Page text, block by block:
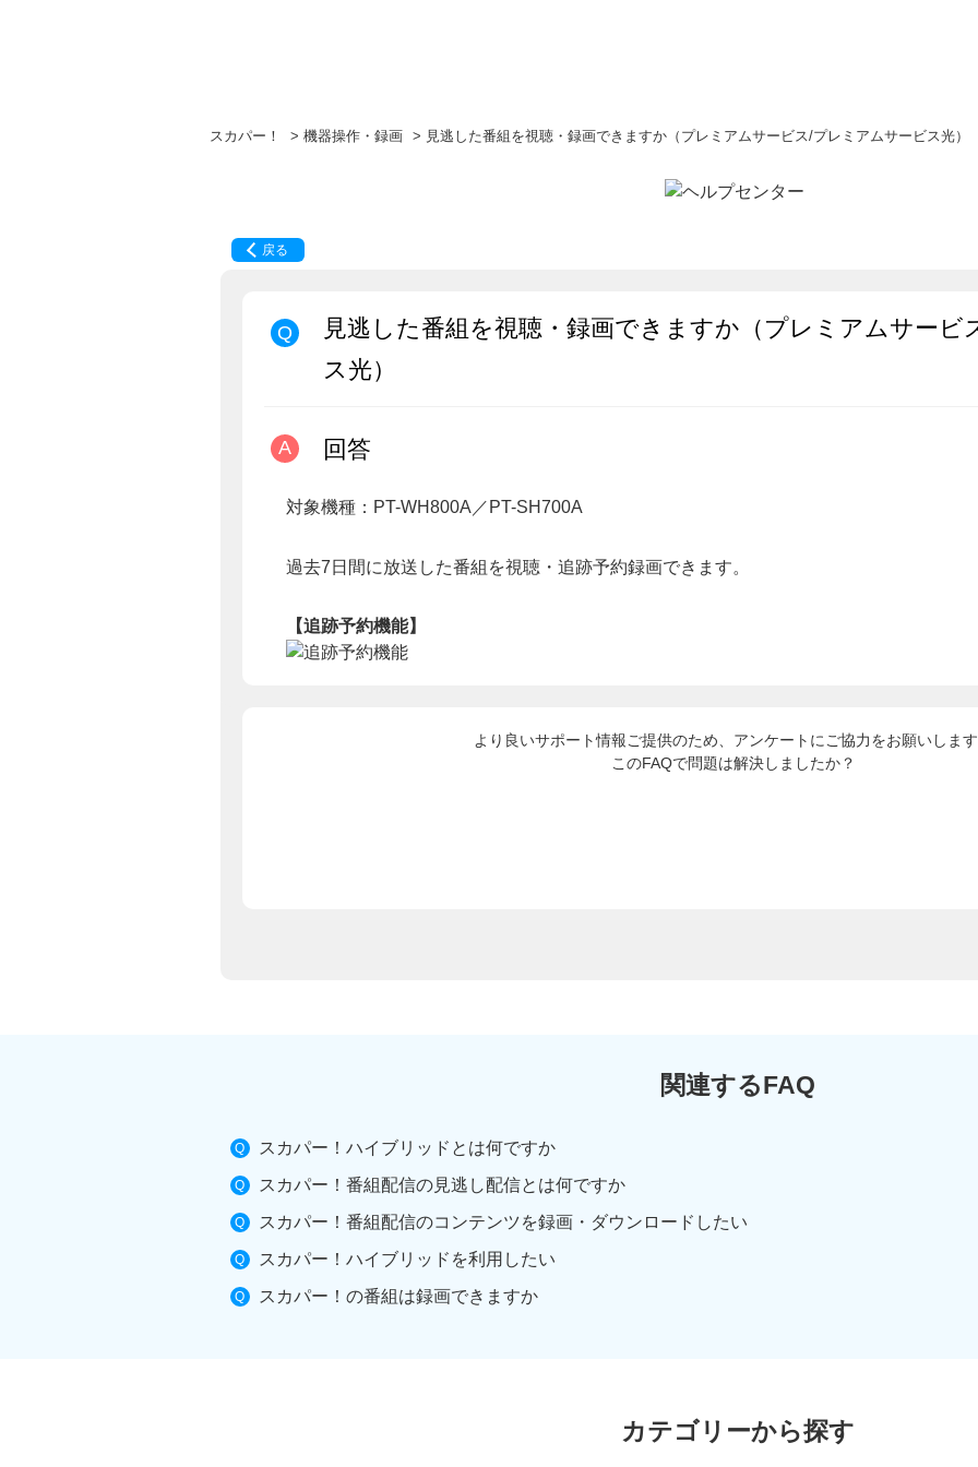
スカパー！ > 機器操作・録画 > 見逃した番組を視聴・録画できますか（プレミアムサービス/プレミアムサービス光）
戻る
見逃した番組を視聴・録画できますか（プレミアムサービ
ス光）
回答
対象機種：PT-WH800A／PT-SH700A
過去7日間に放送した番組を視聴・追跡予約録画できます。
【追跡予約機能】
より良いサポート情報ご提供のため、アンケートにご協力をお願いしま
このFAQで問題は解決しましたか？
関連するFAQ
スカパー！ハイブリッドとは何ですか
スカパー！番組配信の見逃し配信とは何ですか
スカパー！番組配信のコンテンツを録画・ダウンロードしたい
スカパー！ハイブリッドを利用したい
スカパー！の番組は録画できますか
カテゴリーから探す